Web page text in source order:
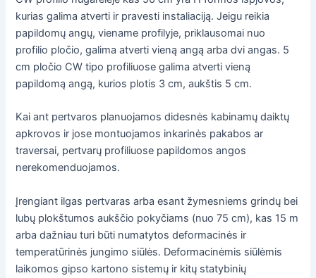
kurias galima atverti ir pravesti instaliaciją. Jeigu reikia
papildomų angų, viename profilyje, priklausomai nuo
profilio pločio, galima atverti vieną angą arba dvi angas. 5
cm pločio CW tipo profiliuose galima atverti vieną
papildomą angą, kurios plotis 3 cm, aukštis 5 cm.
Kai ant pertvaros planuojamos didesnės kabinamų daiktų
apkrovos ir jose montuojamos inkarinės pakabos ar
traversai, pertvarų profiliuose papildomos angos
nerekomenduojamos.
Įrengiant ilgas pertvaras arba esant žymesniems grindų bei
lubų plokštumos aukščio pokyčiams (nuo 75 cm), kas 15 m
arba dažniau turi būti numatytos deformacinės ir
temperatūrinės jungimo siūlės. Deformacinėmis siūlėmis
laikomos gipso kartono sistemų ir kitų statybinių